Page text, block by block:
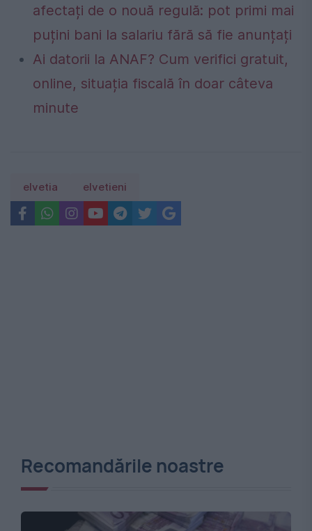
afectați de o nouă regulă: pot primi mai
puțini bani la salariu fără să fie anunțați
Ai datorii la ANAF? Cum verifici gratuit,
online, situația fiscală în doar câteva
minute
elvetia elvetieni
Recomandările noastre